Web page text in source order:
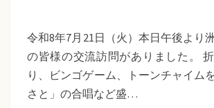
時
制
交
令和8年7月21日（火）本日午後より
の皆様の交流訪問がありました。
り、ビンゴゲーム、トーンチャイム
さと」の合唱など盛…